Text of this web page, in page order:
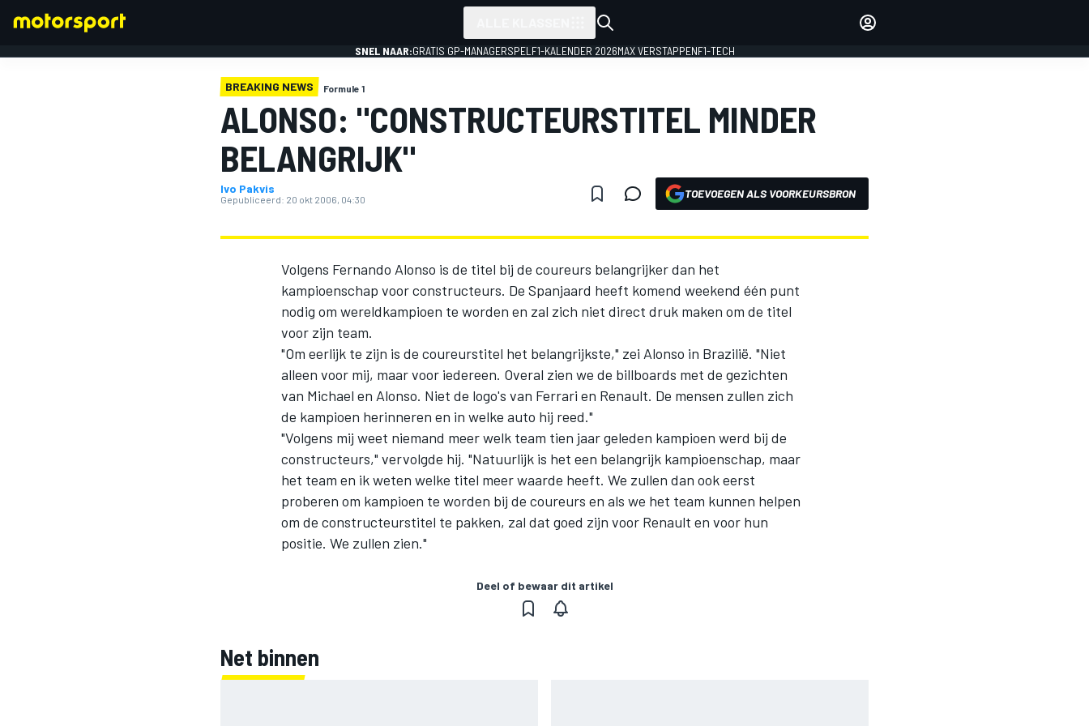
SNEL NAAR:GRATIS GP-MANAGERSPEL F1-KALENDER 2026MAX VERSTAPPENF1-TECH
BREAKING NEWS Formule 1
ALONSO: "CONSTRUCTEURSTITEL MINDER
BELANGRIJK"
Ivo Pakvis
Gepubliceerd: 20 okt 2006, 04:30 TOEVOEGEN ALS VOORKEURSBRON
Volgens Fernando Alonso is de titel bij de coureurs belangrijker dan het
kampioenschap voor constructeurs. De Spanjaard heeft komend weekend één punt
nodig om wereldkampioen te worden en zal zich niet direct druk maken om de titel
voor zijn team.
"Om eerlijk te zijn is de coureurstitel het belangrijkste," zei Alonso in Brazilië. "Niet
alleen voor mij, maar voor iedereen. Overal zien we de billboards met de gezichten
van Michael en Alonso. Niet de logo's van Ferrari en Renault. De mensen zullen zich
de kampioen herinneren en in welke auto hij reed."
"Volgens mij weet niemand meer welk team tien jaar geleden kampioen werd bij de
constructeurs," vervolgde hij. "Natuurlijk is het een belangrijk kampioenschap, maar
het team en ik weten welke titel meer waarde heeft. We zullen dan ook eerst
proberen om kampioen te worden bij de coureurs en als we het team kunnen helpen
om de constructeurstitel te pakken, zal dat goed zijn voor Renault en voor hun
positie. We zullen zien."
Deel of bewaar dit artikel
Net binnen